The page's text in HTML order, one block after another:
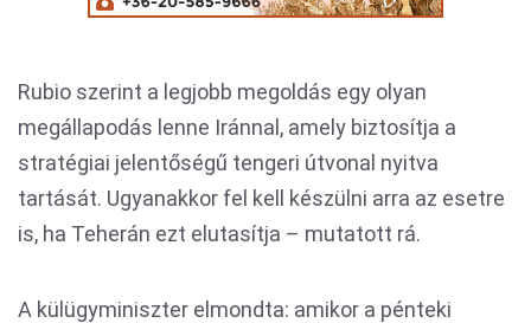
Rubio szerint a legjobb megoldás egy olyan
megállapodás lenne Iránnal, amely biztosítja a
stratégiai jelentőségű tengeri útvonal nyitva
tartását. Ugyanakkor fel kell készülni arra az esetre
is, ha Teherán ezt elutasítja – mutatott rá.
A külügyminiszter elmondta: amikor a pénteki